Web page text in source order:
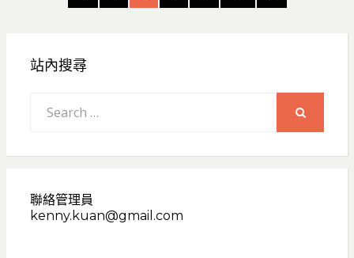
PAGE
PAGE
站內搜尋
for:
聯絡管理員
kenny.kuan@gmail.com